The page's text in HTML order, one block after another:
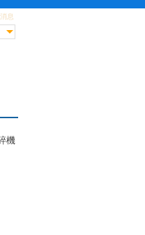
息
機